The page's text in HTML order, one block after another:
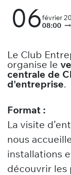
06février
08:00
Le Club
organise le
centrale de
d'entreprise.
Format :
La visite
nous
installations
découvrir